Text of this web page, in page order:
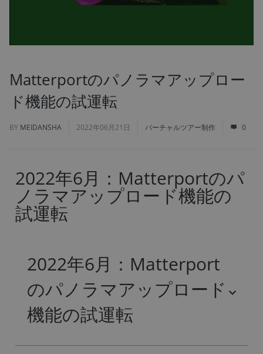
Matterportのパノラマアップロー
ド機能の試運転
BY MEIDANSHA 2022年06月21日 バーチャルツアー制作 0
2022年6月：Matterportのパ
ノラマアップロード機能の
試運転
2022年6月：Matterport
のパノラマアップロード
機能の試運転